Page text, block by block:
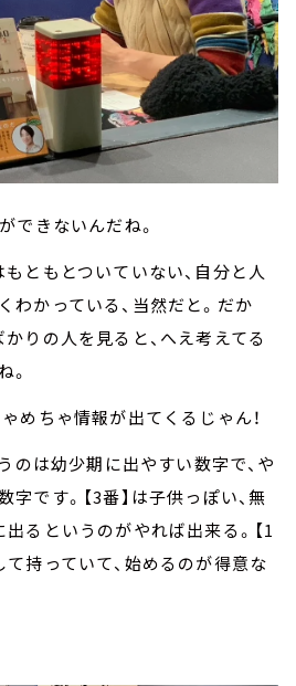
できないんだね。
ともとついていない、自分と人
わかっている、当然だと。だか
かりの人を見ると、へえ考えてる
。
めちゃ情報が出てくるじゃん！
うのは幼少期に出やすい数字で、や
です。【3番】は子供っぽい、無
るというのがやれば出来る。【1
持っていて、始めるのが得意な